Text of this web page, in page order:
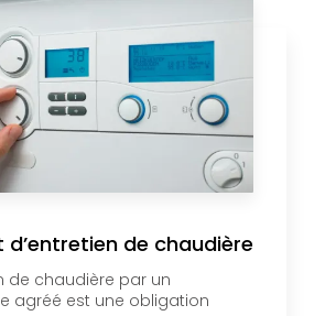
de chaudière
de chaudière par un
agréé est une obligation